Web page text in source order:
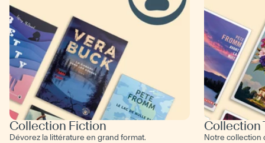
Collection Fiction
Dévorez la littérature en grand format.
Collection
Notre collection